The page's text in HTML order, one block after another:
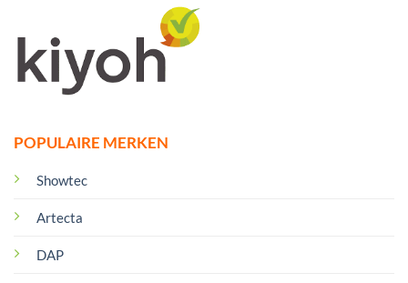
POPULAIRE MERKEN
Showtec
Artecta
DAP